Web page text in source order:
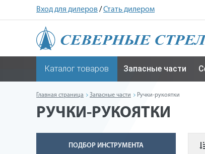
Вход для дилеров/Стать дилером
Каталог товаров Запасные части
Главная страница Запасные части Ручки-рукоятки
РУЧКИ-РУКОЯТКИ
ПОДБОР ИНСТРУМЕНТА